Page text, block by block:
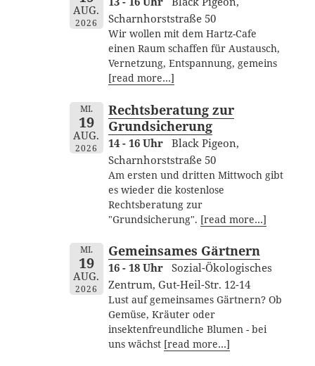
AUG.
2026
Scharnhorststraße 50
Wir wollen mit dem Hartz-Cafe
einen Raum schaffen für Austausch,
Vernetzung, Entspannung, gemeins
[read more…]
MI.
19
AUG.
2026
Rechtsberatung zur
Grundsicherung
14 - 16 Uhr
Black Pigeon,
Scharnhorststraße 50
Am ersten und dritten Mittwoch gibt
es wieder die kostenlose
Rechtsberatung zur
"Grundsicherung". [read more…]
MI.
19
AUG.
2026
Gemeinsames Gärtnern
16 - 18 Uhr
Sozial-Ökologisches
Zentrum, Gut-Heil-Str. 12-14
Lust auf gemeinsames Gärtnern? Ob
Gemüse, Kräuter oder
insektenfreundliche Blumen - bei
uns wächst [read more…]